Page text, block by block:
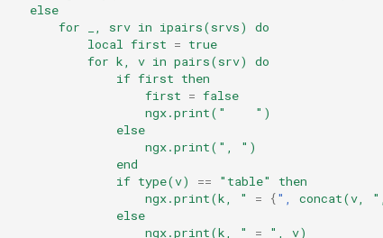
else
for
srv in ipairs(srvs)
do
local
first = true
for k, v in pairs(srv)
do
if first then
first = false
ngx.print("
")
else
ngx.print(",
")
end
if type(v) == "table"
then
ngx.print(k,
" = {", concat(v, ",
else
ngx.print(k,
" = ",
v)